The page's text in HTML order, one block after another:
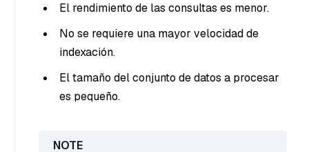
El rendimiento de las consultas es menor.
No se requiere una mayor velocidad de
indexación.
El tamaño del conjunto de datos a procesar
es pequeño.